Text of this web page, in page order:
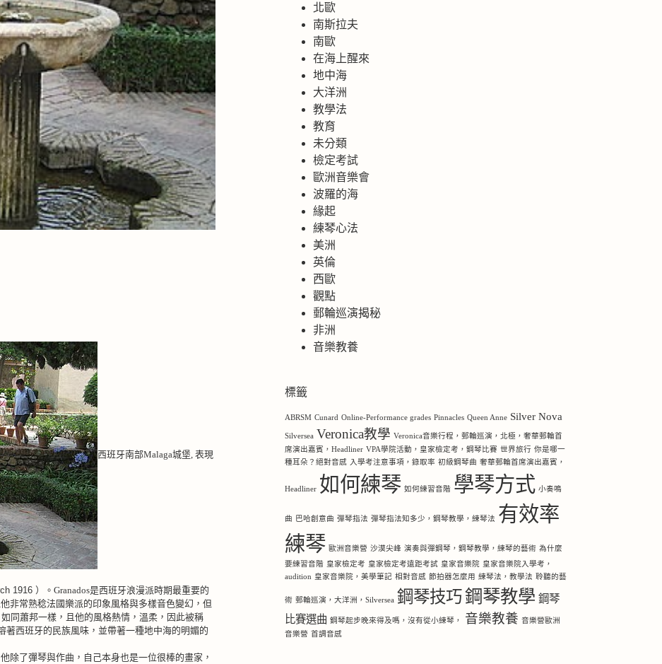
西班牙南部Malaga城堡, 表現
1916 ）。 Granados是西班牙浪漫派時期最重要的
非常熟稔法國樂派的印象風格與多樣音色變幻，但
同蕭邦一樣，且他的風格熱情，溫柔，因此被稱
著西班牙的民族風味，並帶著一種地中海的明媚的
除了彈琴與作曲，自己本身也是一位很棒的畫家，
北歐
南斯拉夫
南歐
在海上醒來
地中海
大洋洲
教學法
教育
未分類
檢定考試
歐洲音樂會
波羅的海
緣起
練琴心法
美洲
英倫
西歐
觀點
郵輪巡演揭秘
非洲
音樂教養
標籤
ABRSM Cunard Online-Performance grades Pinnacles Queen Anne Silver Nova
Silversea Veronica教學 Veronica音樂行程，郵輪巡演，北極，奢華郵輪首
席演出嘉賓，Headliner VPA學院活動，皇家檢定考，鋼琴比賽 世界旅行 你是哪一
種耳朵？絕對音感 入學考注意事項，錄取率 初級鋼琴曲 奢華郵輪首席演出嘉賓，
Headliner 如何練琴 如何練習音階 學琴方式 小奏鳴
曲 巴哈創意曲 彈琴指法 彈琴指法知多少，鋼琴教學，練琴法 有效率
練琴 歐洲音樂營 沙漠尖峰 演奏與彈鋼琴，鋼琴教學，練琴的藝術 為什麼
要練習音階 皇家檢定考 皇家檢定考遠距考試 皇家音樂院 皇家音樂院入學考，
audition 皇家音樂院，美學筆記 相對音感 節拍器怎麼用 練琴法，教學法 聆聽的藝
術 郵輪巡演，大洋洲，Silversea 鋼琴技巧鋼琴教學 鋼琴
比賽選曲 鋼琴起步晚來得及嗎，沒有從小練琴， 音樂教養 音樂營歐洲
音樂營 首調音感